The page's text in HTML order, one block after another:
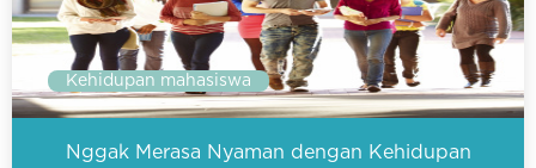
Kehidupan mahasiswa
Nggak Merasa Nyaman dengan Kehidupan